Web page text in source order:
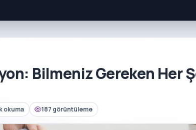
Bilmeniz Gereken Her
okuma 187 görüntüleme